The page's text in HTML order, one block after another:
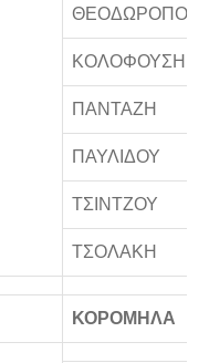
ΚΟΛΟΦΟΥΣΗ
ΠΑΝΤΑΖΗ
ΠΑΥΛΙΔΟΥ
ΤΣΙΝΤΖΟΥ
ΤΣΟΛΑΚΗ
ΚΟΡΟΜΗΛΑ